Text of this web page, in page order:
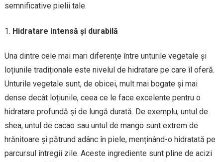
semnificative pielii tale.
Hidratare intensă și durabilă
Una dintre cele mai mari diferențe între unturile vegetale și
loțiunile tradiționale este nivelul de hidratare pe care îl oferă.
Unturile vegetale sunt, de obicei, mult mai bogate și mai
dense decât loțiunile, ceea ce le face excelente pentru o
hidratare profundă și de lungă durată. De exemplu, untul de
shea, untul de cacao sau untul de mango sunt extrem de
hrănitoare și pătrund adânc în piele, menținând-o hidratată pe
parcursul întregii zile. Aceste ingrediente sunt pline de acizi